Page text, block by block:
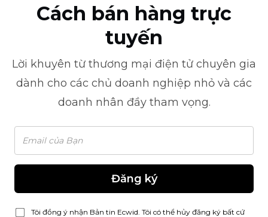
Cách bán hàng trực
tuyến
Lời khuyên từ thương mại điện tử chuyên gia
dành cho các chủ doanh nghiệp nhỏ và các
doanh nhân đầy tham vọng.
Đăng ký
Tôi đồng ý nhận Bản tin Ecwid. Tôi có thể hủy đăng ký bất cứ